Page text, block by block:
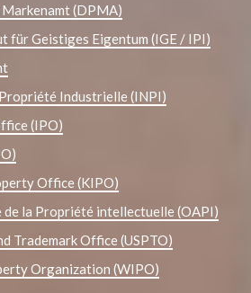
(DPMA)
für Geistiges Eigentum (IGE / IPI)
Industrielle (INPI)
(IPO)
Office (KIPO)
la Propriété intellectuelle (OAPI)
Trademark Office (USPTO)
Organization (WIPO)